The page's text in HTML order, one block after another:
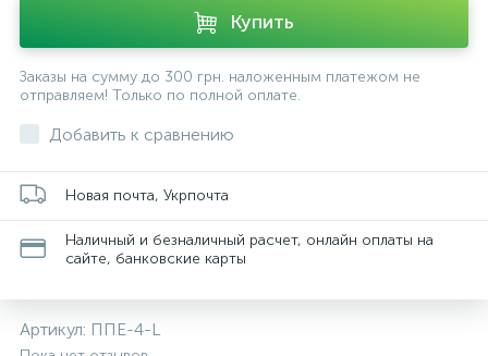
Купить
Заказы на сумму до 300 грн. наложенным платежом не
отправляем! Только по полной оплате.
Добавить к сравнению
Новая почта, Укрпочта
Наличный и безналичный расчет, онлайн оплаты на
сайте, банковские карты
Артикул: ППЕ-4-L